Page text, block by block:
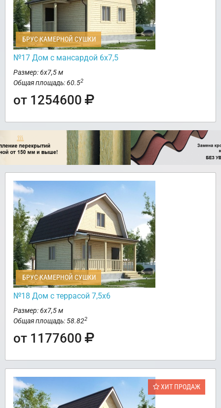
БРУС КАМЕРНОЙ СУШКИ
№17 Дом с мансардой 6х7,5
Размер: 6х7,5 м
Общая площадь: 60.52
от 1254600
БРУС КАМЕРНОЙ СУШКИ
№18 Дом с террасой 7,5х6
Размер: 6х7,5 м
Общая площадь: 58.822
от 1177600
ХИТ ПРОДАЖ